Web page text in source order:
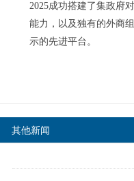
2025成功搭建了集政府
能力，以及独有的外商
示的先进平台。
其他新闻